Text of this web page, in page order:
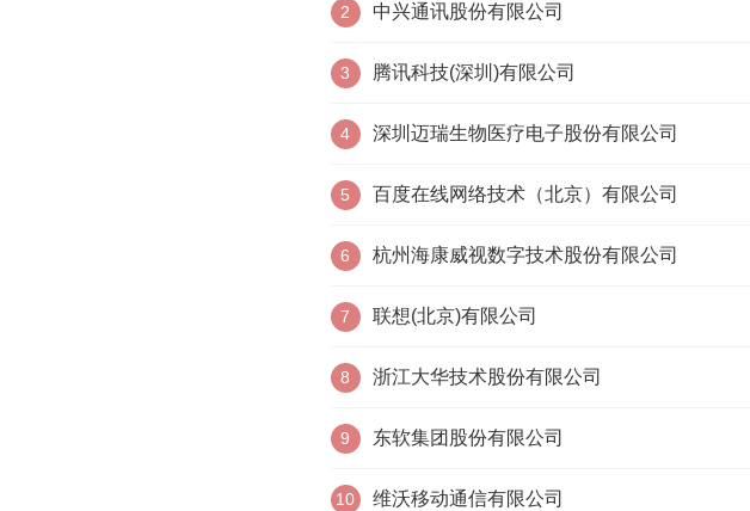
2 中兴通讯股份有限公司
3 腾讯科技(深圳)有限公司
4 深圳迈瑞生物医疗电子股份有限公司
5 百度在线网络技术（北京）有限公司
6 杭州海康威视数字技术股份有限公司
7 联想(北京)有限公司
8 浙江大华技术股份有限公司
9 东软集团股份有限公司
10 维沃移动通信有限公司